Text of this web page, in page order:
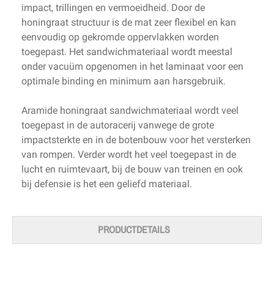
impact, trillingen en vermoeidheid. Door de
honingraat structuur is de mat zeer flexibel en kan
eenvoudig op gekromde oppervlakken worden
toegepast. Het sandwichmateriaal wordt meestal
onder vacuüm opgenomen in het laminaat voor een
optimale binding en minimum aan harsgebruik.
Aramide honingraat sandwichmateriaal wordt veel
toegepast in de autoracerij vanwege de grote
impactsterkte en in de botenbouw voor het versterken
van rompen. Verder wordt het veel toegepast in de
lucht en ruimtevaart, bij de bouw van treinen en ook
bij defensie is het een geliefd materiaal.
PRODUCTDETAILS